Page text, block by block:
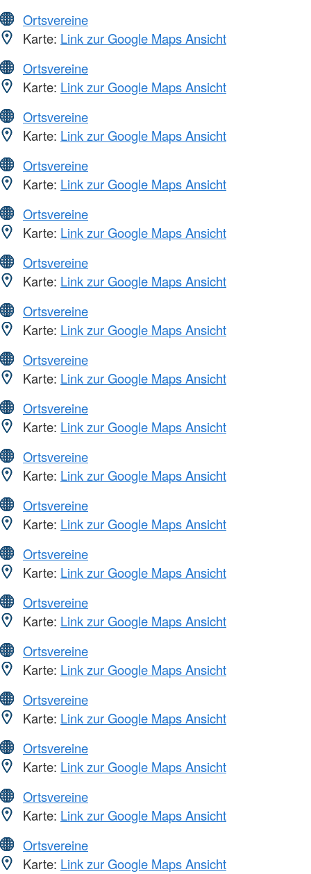
Ortsvereine
Karte: Link zur Google Maps Ansicht
Ortsvereine
Karte: Link zur Google Maps Ansicht
Ortsvereine
Karte: Link zur Google Maps Ansicht
Ortsvereine
Karte: Link zur Google Maps Ansicht
Ortsvereine
Karte: Link zur Google Maps Ansicht
Ortsvereine
Karte: Link zur Google Maps Ansicht
Ortsvereine
Karte: Link zur Google Maps Ansicht
Ortsvereine
Karte: Link zur Google Maps Ansicht
Ortsvereine
Karte: Link zur Google Maps Ansicht
Ortsvereine
Karte: Link zur Google Maps Ansicht
Ortsvereine
Karte: Link zur Google Maps Ansicht
Ortsvereine
Karte: Link zur Google Maps Ansicht
Ortsvereine
Karte: Link zur Google Maps Ansicht
Ortsvereine
Karte: Link zur Google Maps Ansicht
Ortsvereine
Karte: Link zur Google Maps Ansicht
Ortsvereine
Karte: Link zur Google Maps Ansicht
Ortsvereine
Karte: Link zur Google Maps Ansicht
Ortsvereine
Karte: Link zur Google Maps Ansicht